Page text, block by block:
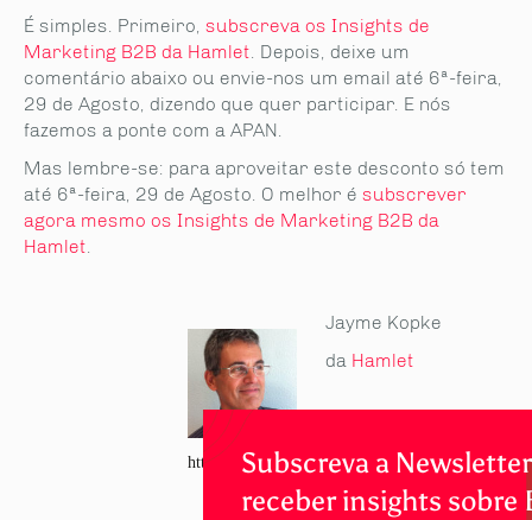
É simples. Primeiro, subscreva os Insights de
Marketing B2B da Hamlet. Depois, deixe um
comentário abaixo ou envie-nos um email até 6ª-feira,
29 de Agosto, dizendo que quer participar. E nós
fazemos a ponte com a APAN.
Mas lembre-se: para aproveitar este desconto só tem
até 6ª-feira, 29 de Agosto. O melhor é subscrever
agora mesmo os Insights de Marketing B2B da
Hamlet.
https://www.linkedin.com/in/jaymekopke
Jayme Kopke
da Hamlet
Subscreva a
receber insights sobre